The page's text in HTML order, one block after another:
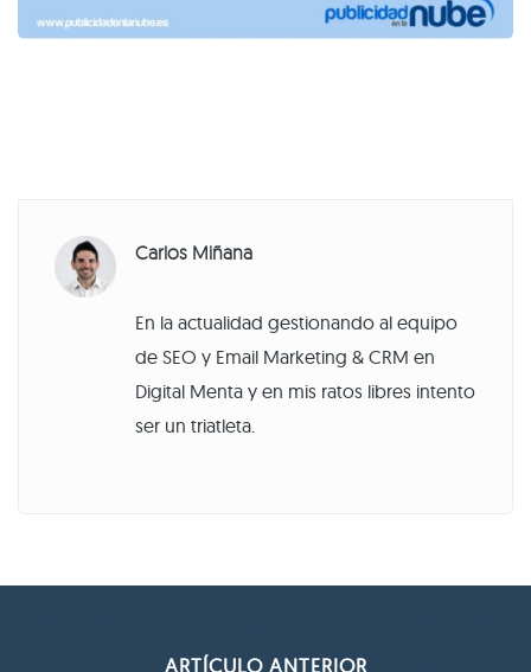
Carlos Miñana
En la actualidad gestionando al equipo
de SEO y Email Marketing & CRM en
Digital Menta y en mis ratos libres intento
ser un triatleta.
ARTÍCULO ANTERIOR